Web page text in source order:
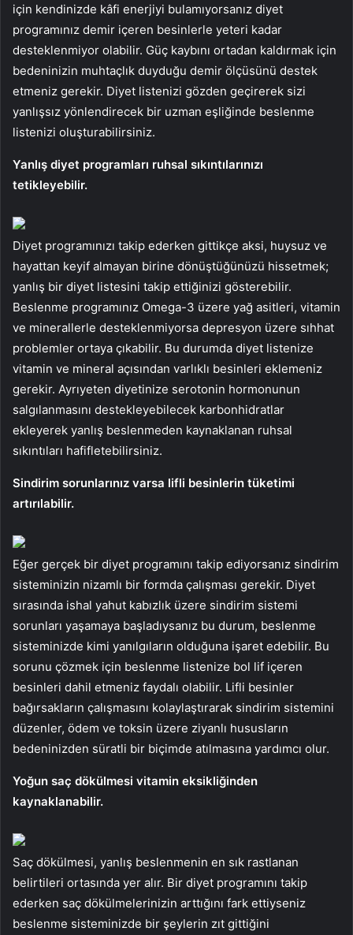
için kendinizde kâfi enerjiyi bulamıyorsanız diyet
programınız demir içeren besinlerle yeteri kadar
desteklenmiyor olabilir. Güç kaybını ortadan kaldırmak için
bedeninizin muhtaçlık duyduğu demir ölçüsünü destek
etmeniz gerekir. Diyet listenizi gözden geçirerek sizi
yanlışsız yönlendirecek bir uzman eşliğinde beslenme
listenizi oluşturabilirsiniz.
Yanlış diyet programları ruhsal sıkıntılarınızı
tetikleyebilir.
Diyet programınızı takip ederken gittikçe aksi, huysuz ve
hayattan keyif almayan birine dönüştüğünüzü hissetmek;
yanlış bir diyet listesini takip ettiğinizi gösterebilir.
Beslenme programınız Omega-3 üzere yağ asitleri, vitamin
ve minerallerle desteklenmiyorsa depresyon üzere sıhhat
problemler ortaya çıkabilir. Bu durumda diyet listenize
vitamin ve mineral açısından varlıklı besinleri eklemeniz
gerekir. Ayrıyeten diyetinize serotonin hormonunun
salgılanmasını destekleyebilecek karbonhidratlar
ekleyerek yanlış beslenmeden kaynaklanan ruhsal
sıkıntıları hafifletebilirsiniz.
Sindirim sorunlarınız varsa lifli besinlerin tüketimi
artırılabilir.
Eğer gerçek bir diyet programını takip ediyorsanız sindirim
sisteminizin nizamlı bir formda çalışması gerekir. Diyet
sırasında ishal yahut kabızlık üzere sindirim sistemi
sorunları yaşamaya başladıysanız bu durum, beslenme
sisteminizde kimi yanılgıların olduğuna işaret edebilir. Bu
sorunu çözmek için beslenme listenize bol lif içeren
besinleri dahil etmeniz faydalı olabilir. Lifli besinler
bağırsakların çalışmasını kolaylaştırarak sindirim sistemini
düzenler, ödem ve toksin üzere ziyanlı hususların
bedeninizden süratli bir biçimde atılmasına yardımcı olur.
Yoğun saç dökülmesi vitamin eksikliğinden
kaynaklanabilir.
Saç dökülmesi, yanlış beslenmenin en sık rastlanan
belirtileri ortasında yer alır. Bir diyet programını takip
ederken saç dökülmelerinizin arttığını fark ettiyseniz
beslenme sisteminizde bir şeylerin zıt gittiğini